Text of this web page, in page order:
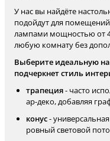
У нас вы найдёте
подойдут для
лампами мощностью от
любую комнату без
Выберите идеальную
подчеркнет стиль
трапеция- часто
ар-деко, добавляя
конус-
ровный световой